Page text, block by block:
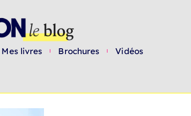
Mes livres Brochures Vidéos